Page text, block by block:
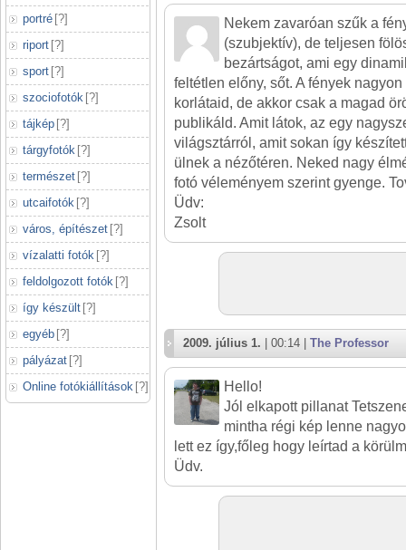
portré [?]
riport [?]
sport [?]
szociofotók [?]
tájkép [?]
tárgyfotók [?]
természet [?]
utcaifotók [?]
város, építészet [?]
vízalatti fotók [?]
feldolgozott fotók [?]
így készült [?]
egyéb [?]
pályázat [?]
Online fotókiállítások [?]
Nekem zavaróan szűk a
(szubjektív), de teljesen
bezártságot, ami egy
feltétlen előny, sőt. A fények
korlátaid, de akkor csak a magad
publikáld. Amit látok, az egy
világsztárról, amit sokan így
ülnek a nézőtéren. Neked nagy
fotó véleményem szerint gyenge.
Üdv:
Zsolt
2009. július 1. | 00:14 | The Professor
Hello!
Jól elkapott pillanat
mintha régi kép lenne
lett ez így,főleg hogy leírtad a
Üdv.